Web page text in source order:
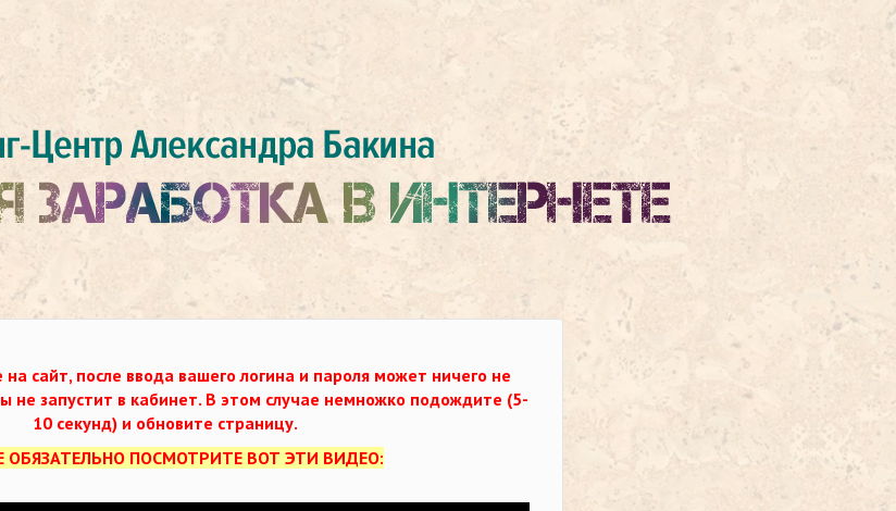
на сайт, после ввода вашего логина и пароля может ничего не
не запустит в кабинет. В этом случае немножко подождите (5-
10 секунд) и обновите страницу.
ОБЯЗАТЕЛЬНО ПОСМОТРИТЕ ВОТ ЭТИ ВИДЕО: